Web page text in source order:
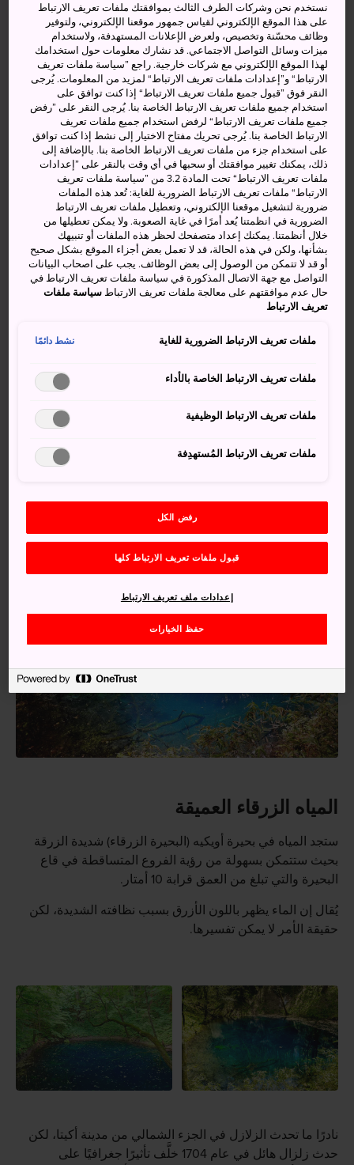
جمال البحيرات يخطف الألباب
مجموعة بحيرات جونيكو الاثني عشر (تعني كلمة جونيكو 12
بحيرة باللغة اليابانية) هو اسم لمجموعة تتألف من 33 بِركة
وبحيرة. وتمتاز هذه المنطقة بجمال أخَّاذ، ما أهلها لأن تُدرج ضمن
قائمة مواقع التراث العالمي التابعة لمنظمة اليونسكو.
كيفية الوصول
تبعد المنطقة مسافة 10 دقائق بالسيارة من محطة جونيكو
للوصول لمدينة فوكوراماشي، ستستغرق المسافة قرابة
ساعتين ونصف بالسيارة من محطة أوموري.
أما بالقطار، فستستغرق أكثر من 3 ساعات تقريبًا حتى محطة
جونيكو من محطة أوموري بالقطار السريع، أو ستستغرق ما يزيد
مقدار 10 دقائق بالسيارة حتى منطقة مجموعة بحيرات جونيكو
تستغرق الرحلة من معظم بحيرات
شيراكامي سانشي
، بما
فيها مجموعة بحيرات جونيكو الاثنتي عشر أقل من ساعة
مدينة هيروساكي
. وتوفر شركة كونان باص أيضًا
حافلات للجولات السياحية تذهب إلى
شيراكامي سانشي
.
عندما تبلغ منطقة شيراكامي، ستضطر إلى المشي حتى تصل
المياه الزرقاء العميقة
ستجد المياه في بحيرة أويكيه (البحيرة الزرقاء) شديدة الزرقة
بحيث ستتمكن بسهولة من رؤية الفروع المتساقطة في قاع
البحيرة والتي تبلغ من العمق قرابة 10 أمتار.
يُقال إن الماء يظهر باللون الأزرق بسبب نظافته الشديدة، لكن
حقيقة الأمر لا يمكن تفسيرها.
نادرًا ما تحدث الزلازل في الجزء الشمالي من مدينة أكيتا، لكن
حدث زلزال هائل في عام 1704 خلَّف تأثيرًا جغرافيًا على
نستخدم نحن وشركات الطرف الثالث بموافقتك ملفات تعريف الارتباط
على هذا الموقع الإلكتروني لقياس جمهور موقعنا الإلكتروني، ولتوفير
وظائف محسّنة وتخصيص، ولعرض الإعلانات المستهدفة، ولاستخدام
ميزات وسائل التواصل الاجتماعي. قد نشارك معلومات حول استخدامك
لهذا الموقع الإلكتروني مع شركات خارجية. راجع ”سياسة ملفات تعريف
الارتباط“ و”إعدادات ملفات تعريف الارتباط“ لمزيد من المعلومات. يُرجى
النقر فوق ”قبول جميع ملفات تعريف الارتباط“ إذا كنت توافق على
استخدام جميع ملفات تعريف الارتباط الخاصة بنا. يُرجى النقر على ”رفض
جميع ملفات تعريف الارتباط“ لرفض استخدام جميع ملفات تعريف
الارتباط الخاصة بنا. يُرجى تحريك مفتاح الاختيار إلى نشط إذا كنت توافق
على استخدام جزء من ملفات تعريف الارتباط الخاصة بنا. بالإضافة إلى
ذلك، يمكنك تغيير موافقتك أو سحبها في أي وقت بالنقر على ”إعدادات
ملفات تعريف الارتباط“ تحت المادة 3.2 من ”سياسة ملفات تعريف
الارتباط“ ملفات تعريف الارتباط الضرورية للغاية: تُعد هذه الملفات
ضرورية لتشغيل موقعنا الإلكتروني، وتعطيل ملفات تعريف الارتباط
الضرورية في انظمتنا يُعد أمرًا في غاية الصعوبة. ولا يمكن تعطيلها من
خلال أنظمتنا. يمكنك إعداد متصفحك لحظر هذه الملفات أو تنبيهك
بشأنها، ولكن في هذه الحالة، قد لا تعمل بعض أجزاء الموقع بشكل صحيح
أو قد لا تتمكن من الوصول إلى بعض الوظائف. يجب على اصحاب البيانات
التواصل مع جهة الاتصال المذكورة في سياسة ملفات تعريف الارتباط في
حال عدم موافقتهم على معالجة ملفات تعريف الارتباطسياسة ملفات
تعريف الارتباط
ملفات تعريف الارتباط الضرورية للغاية نشط دائمًا
ملفات تعريف الارتباط الخاصة بالأداء
ملفات تعريف الارتباط الوظيفية
ملفات تعريف الارتباط المُستهدِفة
رفض الكل
قبول ملفات تعريف الارتباط كلها
حفظ الخيارات
إعدادات ملف تعريف الارتباط